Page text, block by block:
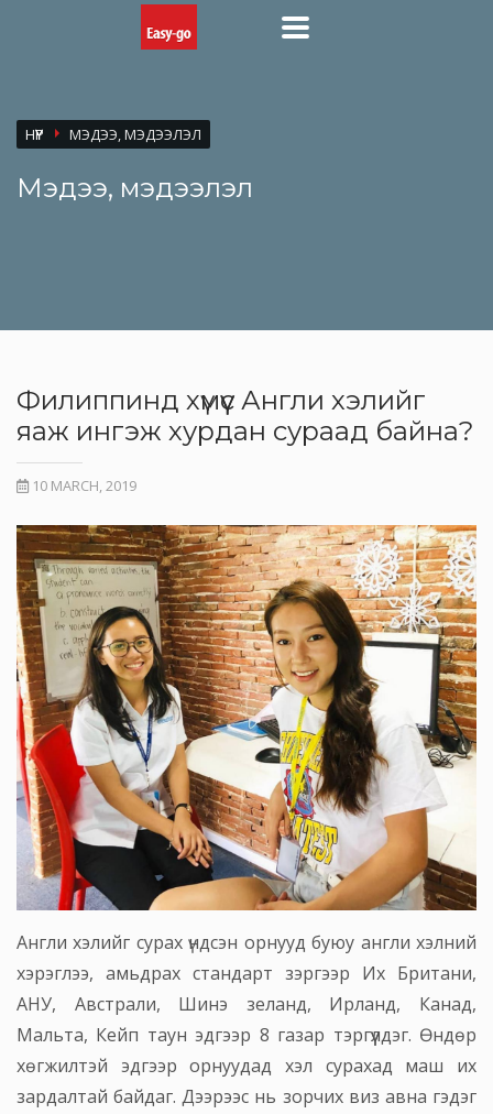
НҮҮР МЭДЭЭ, МЭДЭЭЛЭЛ
Мэдээ, мэдээлэл
Филиппинд хүмүүс Англи хэлийг
яаж ингэж хурдан сураад байна?
10 MARCH, 2019
Англи хэлийг сурах үндсэн орнууд буюу англи хэлний
хэрэглээ, амьдрах стандарт зэргээр Их Британи,
АНУ, Австрали, Шинэ зеланд, Ирланд, Канад,
Мальта, Кейп таун эдгээр 8 газар тэргүүлдэг. Өндөр
хөгжилтэй эдгээр орнуудад хэл сурахад маш их
зардалтай байдаг. Дээрээс нь зорчих виз авна гэдэг